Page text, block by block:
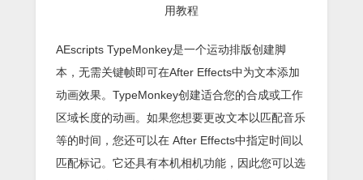
用教程
AEscripts TypeMonkey是一个运动排版创建脚
本，无需关键帧即可在After Effects中为文本添加
动画效果。TypeMonkey创建适合您的合成或工作
区域长度的动画。如果您想要更改文本以匹配音乐
等的时间，您还可以在 After Effects中指定时间以
匹配标记。它还具有本机相机功能，因此您可以选